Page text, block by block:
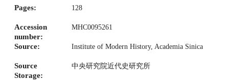
Pages: 128
Accession
number:
MHC0095261
Source: Institute of Modern History, Academia Sinica
Source
Storage:
中央研究院近代史研究所